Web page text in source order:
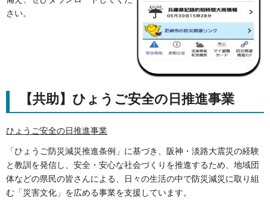
さい。
【共助】ひょうご安全の日推進事業
ひょうご安全の日推進事業
「ひょうご防災減災推進条例」に基づき、阪神・淡路大震災の経験
と教訓を発信し、安全・安心な社会づくりを推進するため、地域団
体などの県民の皆さんによる、日々の生活の中で防災減災に取り組
む「災害文化」を広める事業を支援しています。